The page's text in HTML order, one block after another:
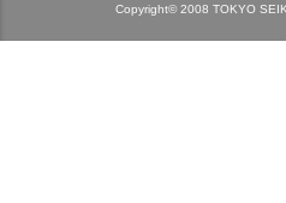
Copyright© 2008 TOKYO